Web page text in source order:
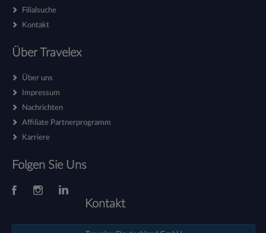
Filialsuche
Kontakt
Über Travelex
Über uns
Impressum
Nachrichten
Affiliate Partnerprogramm
Karriere
Folgen Sie Uns
Kontakt